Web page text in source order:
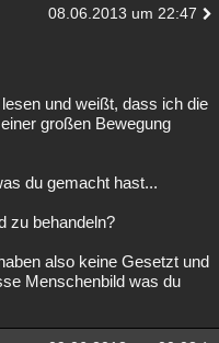
08.06.2013 um 22:47
und weißt, dass ich die
großen Bewegung
du gemacht hast...
zu behandeln?
also keine Gesetzt und
Menschenbild was du